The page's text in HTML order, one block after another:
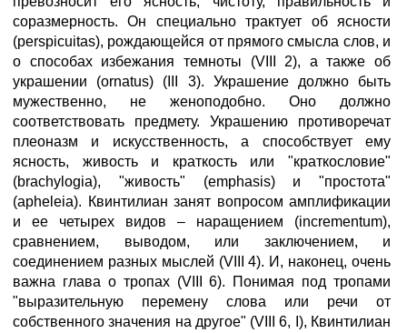
соразмерность. Он специально трактует об ясности
(perspicuitas), рождающейся от прямого смысла слов, и
о способах избежания темноты (VIII 2), а также об
украшении (ornatus) (III 3). Украшение должно быть
мужественно, не женоподобно. Оно должно
соответствовать предмету. Украшению противоречат
плеоназм и искусственность, а способствует ему
ясность, живость и краткость или "краткословие"
(brachylogia), "живость" (emphasis) и "простота"
(apheleia). Квинтилиан занят вопросом амплификации
и ее четырех видов – наращением (incrementum),
сравнением, выводом, или заключением, и
соединением разных мыслей (VIII 4). И, наконец, очень
важна глава о тропах (VIII 6). Понимая под тропами
"выразительную перемену слова или речи от
собственного значения на другое" (VIII 6, I), Квинтилиан